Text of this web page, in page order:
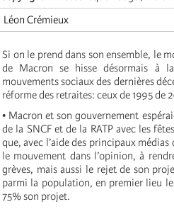
Léon Crémieux
Si on le prend dans son ensemble, le
de Macron se hisse désormais à
mouvements sociaux des dernières
réforme des retraites: ceux de 1995 de
• Macron et son gouvernement
de la SNCF et de la RATP avec les
que, avec l’aide des principaux
le mouvement dans l’opinion, à
grèves, mais aussi le rejet de son
parmi la population, en premier lieu
75% son projet.